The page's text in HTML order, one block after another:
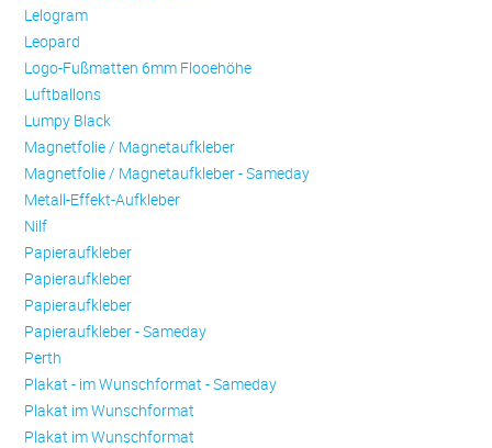
Lelogram
Leopard
Logo-Fußmatten 6mm Flooehöhe
Luftballons
Lumpy Black
Magnetfolie / Magnetaufkleber
Magnetfolie / Magnetaufkleber - Sameday
Metall-Effekt-Aufkleber
Nilf
Papieraufkleber
Papieraufkleber
Papieraufkleber
Papieraufkleber - Sameday
Perth
Plakat - im Wunschformat - Sameday
Plakat im Wunschformat
Plakat im Wunschformat